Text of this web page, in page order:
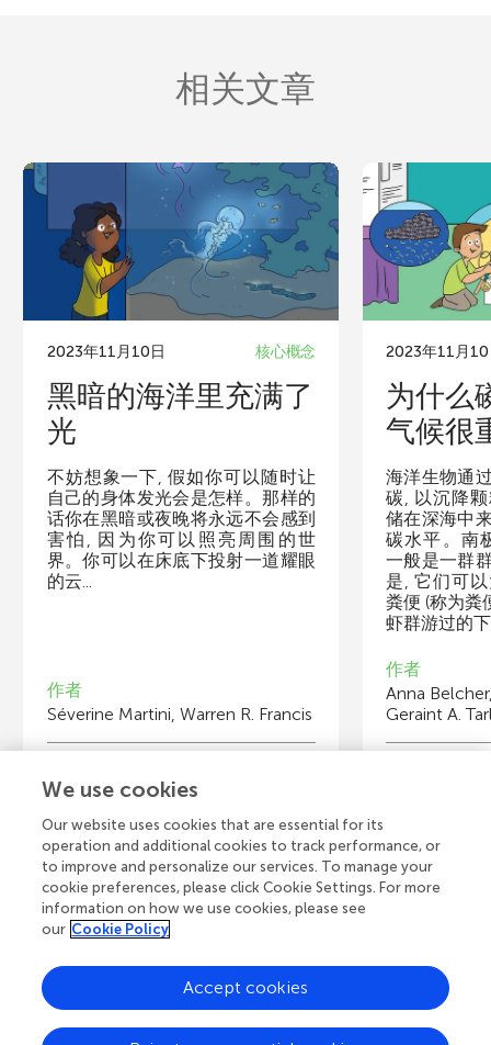
相关文章
2023年11月10日 核心概念
黑暗的海洋里充满了
光
不妨想象一下, 假如你可以随时让
自己的身体发光会是怎样。那样的
话你在黑暗或夜晚将永远不会感到
害怕, 因为你可以照亮周围的世
界。你可以在床底下投射一道耀眼
的云...
作者
Séverine Martini, Warren R. Francis
年龄 12–14
2023年11月
为什么
气候很
海洋生物通
碳, 以沉降
储在深海中
碳水平。南
一般是一群
是, 它们可
粪便 (称为粪
虾群游过的
作者
Anna
Geraint A.
Frontiers主页 博客 联系我们
We use cookies
Our website uses cookies that are essential for its
operation and additional cookies to track performance, or
to improve and personalize our services. To manage your
cookie preferences, please click Cookie Settings. For more
information on how we use cookies, please see
our Cookie Policy
Accept cookies